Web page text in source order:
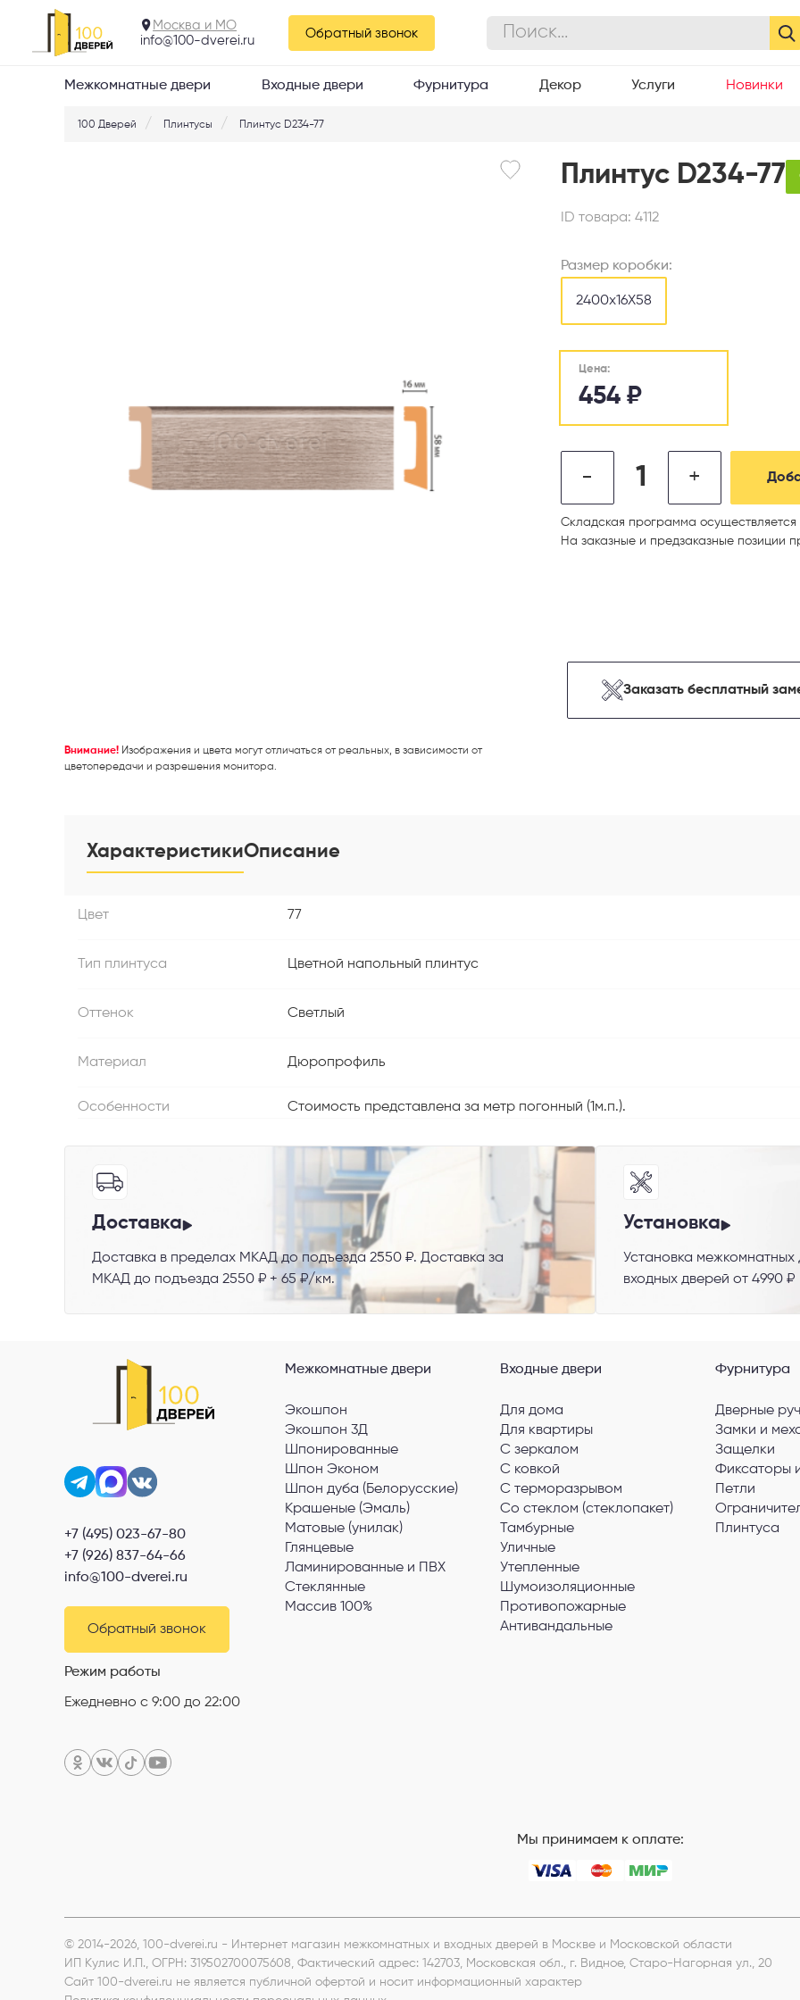
Москва и МО
info@100-dverei.ru
Обратный звонок
Межкомнатные двери Входные двери Фурнитура Декор Услуги Новинки
100 Дверей Плинтусы Плинтус D234-77
Внимание! Изображения и цвета могут отличаться от реальных, в зависимости от
цветопередачи и разрешения монитора.
Плинтус D234-77
ID товара: 4112
Размер коробки:
2400х16Х58
Цена:
454 ₽
- +
Складская программа осуществляется
На заказные и предзаказные позиции
Заказать бесплатный
ХарактеристикиОписание
Цвет 77
Тип плинтуса Цветной напольный плинтус
Оттенок Светлый
Материал Дюропрофиль
Особенности Стоимость представлена за метр погонный (1м.п.).
Доставка
Доставка в пределах МКАД до подъезда 2550 ₽. Доставка за
МКАД до подъезда 2550 ₽ + 65 ₽/км.
Установка
Установка межкомнатных
входных дверей от 4990 ₽
+7 (495) 023-67-80
+7 (926) 837-64-66
info@100-dverei.ru
Обратный звонок
Режим работы
Ежедневно с 9:00 до 22:00
Межкомнатные двери
Экошпон
Экошпон 3Д
Шпонированные
Шпон Эконом
Шпон дуба (Белорусские)
Крашеные (Эмаль)
Матовые (унилак)
Глянцевые
Ламинированные и ПВХ
Стеклянные
Массив 100%
Входные двери
Для дома
Для квартиры
С зеркалом
С ковкой
С терморазрывом
Со стеклом (стеклопакет)
Тамбурные
Уличные
Утепленные
Шумоизоляционные
Противопожарные
Антивандальные
Фурнитура
Дверные
Замки и
Защелки
Фиксаторы
Петли
Плинтуса
Мы принимаем к оплате:
© 2014-2026, 100-dverei.ru - Интернет магазин межкомнатных и входных дверей в Москве и Московской области
ИП Кулис И.П., ОГРН: 319502700075608, Фактический адрес: 142703, Московская обл., г. Видное, Старо-Нагорная ул., 20
Сайт 100-dverei.ru не является публичной офертой и носит информационный характер
Я согласен с Политикой конфиденциальности
данных .